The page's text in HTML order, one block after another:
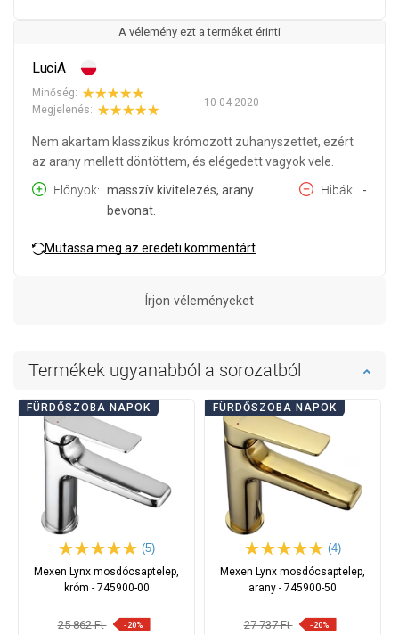
A vélemény ezt a terméket érinti
LuciA
10-04-2020
Minőség:
Megjelenés:
Nem akartam klasszikus krómozott zuhanyszettet, ezért
az arany mellett döntöttem, és elégedett vagyok vele.
Előnyök
masszív kivitelezés, arany
bevonat.
Hibák -
Mutassa meg az eredeti kommentárt
Írjon véleményeket
Termékek ugyanabból a sorozatból
FÜRDŐSZOBA NAPOK
(5)
Mexen Lynx mosdócsaptelep,
króm - 745900-00
25 862 Ft -20%
FÜRDŐSZOBA NAPOK
(4)
Mexen Lynx mosdócsaptelep,
arany - 745900-50
27 737 Ft -20%